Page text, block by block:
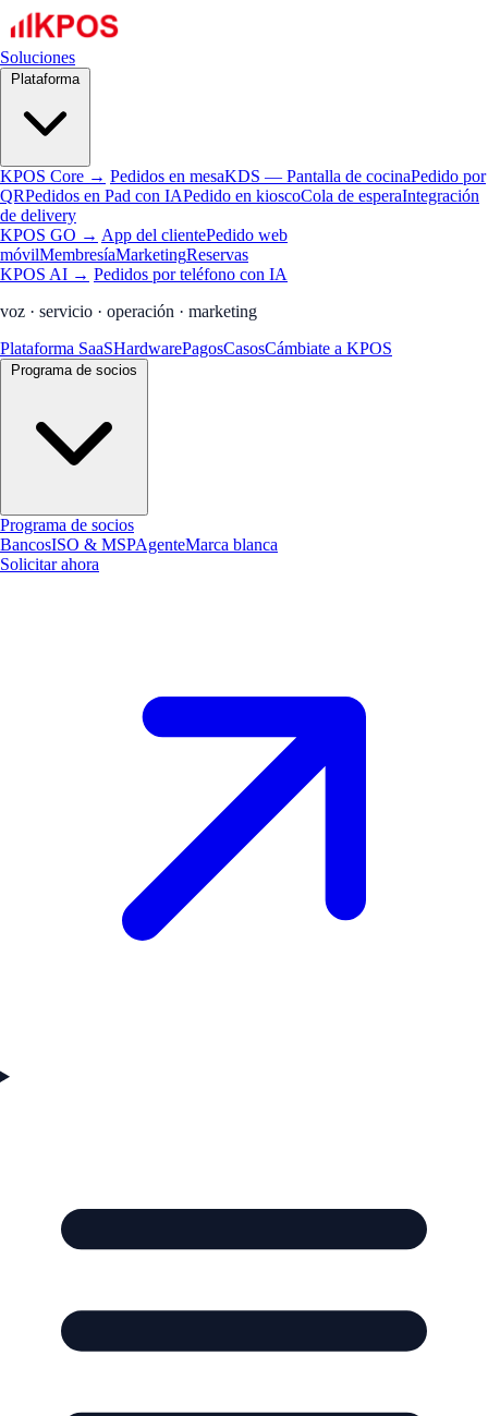
Soluciones
Plataforma
KPOS Core → Pedidos en mesaKDS — Pantalla de cocinaPedido por
QRPedidos en Pad con IAPedido en kioscoCola de esperaIntegración
de delivery
KPOS GO → App del clientePedido web
móvilMembresíaMarketingReservas
KPOS AI → Pedidos por teléfono con IA
voz · servicio · operación · marketing
Plataforma SaaSHardwarePagosCasosCámbiate a KPOS
Programa de socios
BancosISO & MSPAgenteMarca blanca
Solicitar ahora